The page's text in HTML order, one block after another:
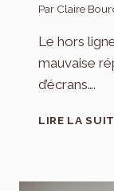
Par Claire
Le hors
mauvaise
d’écrans….
LIRE LA